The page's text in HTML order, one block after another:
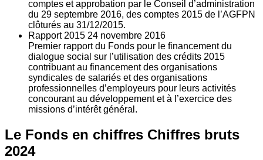
comptes et approbation par le Conseil d’administration
du 29 septembre 2016, des comptes 2015 de l’AGFPN
clôturés au 31/12/2015.
Rapport 2015 24 novembre 2016
Premier rapport du Fonds pour le financement du
dialogue social sur l’utilisation des crédits 2015
contribuant au financement des organisations
syndicales de salariés et des organisations
professionnelles d’employeurs pour leurs activités
concourant au développement et à l’exercice des
missions d’intérêt général.
Le Fonds en chiffres Chiffres bruts
2024